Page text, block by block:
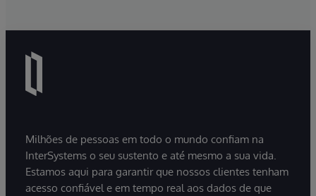
Milhões de pessoas em todo o mundo confiam na
InterSystems o seu sustento e até mesmo a sua vida.
Estamos aqui para garantir que nossos clientes tenham
acesso confiável e em tempo real aos dados de que